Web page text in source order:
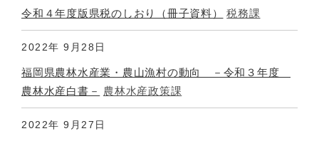
令和４年度版県税のしおり（冊子資料） 税務課
2022年 9月28日
福岡県農林水産業・農山漁村の動向 －令和３年度
農林水産白書－ 農林水産政策課
2022年 9月27日